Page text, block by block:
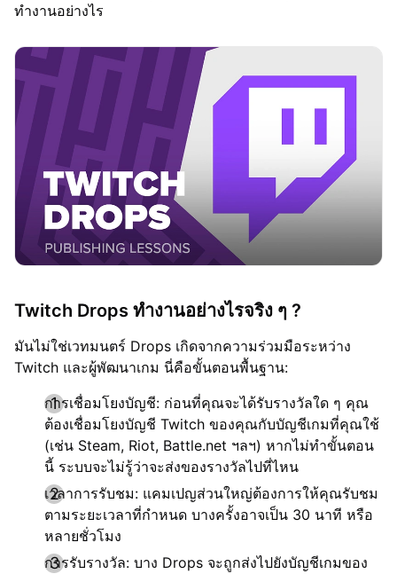
ทำงานอย่างไร
Twitch Drops ทำงานอย่างไรจริง ๆ ?
มันไม่ใช่เวทมนตร์ Drops เกิดจากความร่วมมือระหว่าง
Twitch และผู้พัฒนาเกม นี่คือขั้นตอนพื้นฐาน:
การเชื่อมโยงบัญชี: ก่อนที่คุณจะได้รับรางวัลใด ๆ คุณ
ต้องเชื่อมโยงบัญชี Twitch ของคุณกับบัญชีเกมที่คุณใช้
(เช่น Steam, Riot, Battle.net ฯลฯ) หากไม่ทำขั้นตอน
นี้ ระบบจะไม่รู้ว่าจะส่งของรางวัลไปที่ไหน
เวลาการรับชม: แคมเปญส่วนใหญ่ต้องการให้คุณรับชม
ตามระยะเวลาที่กำหนด บางครั้งอาจเป็น 30 นาที หรือ
หลายชั่วโมง
การรับรางวัล: บาง Drops จะถูกส่งไปยังบัญชีเกมของ